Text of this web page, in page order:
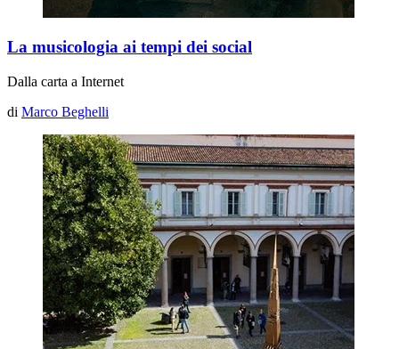
La musicologia ai tempi dei social
Dalla carta a Internet
di Marco Beghelli